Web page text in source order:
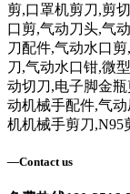
剪,口罩机剪刀,剪
口剪,气动刀头,气
刀配件,气动水口
刀,气动水口钳,微
动切刀,电子脚金
动机械手配件,气
机机械手剪刀,N95
—Contact us